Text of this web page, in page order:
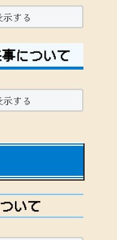
する
について
する
いて